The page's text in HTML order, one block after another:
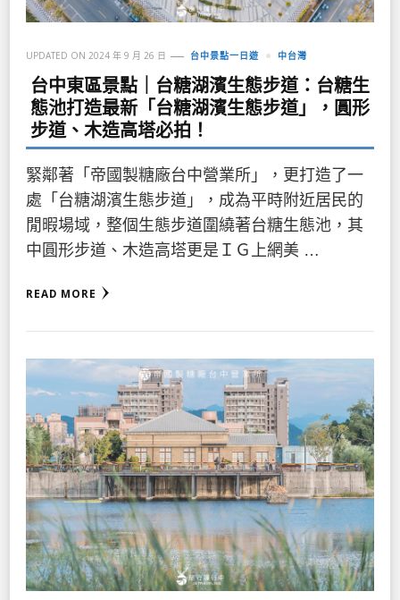
UPDATED ON 2024 年 9 月 26 日 台中景點一日遊 中台灣
台中東區景點｜台糖湖濱生態步道：台糖生
態池打造最新「台糖湖濱生態步道」，圓形
步道、木造高塔必拍！
緊鄰著「帝國製糖廠台中營業所」，更打造了一
處「台糖湖濱生態步道」，成為平時附近居民的
閒暇場域，整個生態步道圍繞著台糖生態池，其
中圓形步道、木造高塔更是ＩＧ上網美 …
READ MORE